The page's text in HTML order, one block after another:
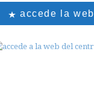
accede la web